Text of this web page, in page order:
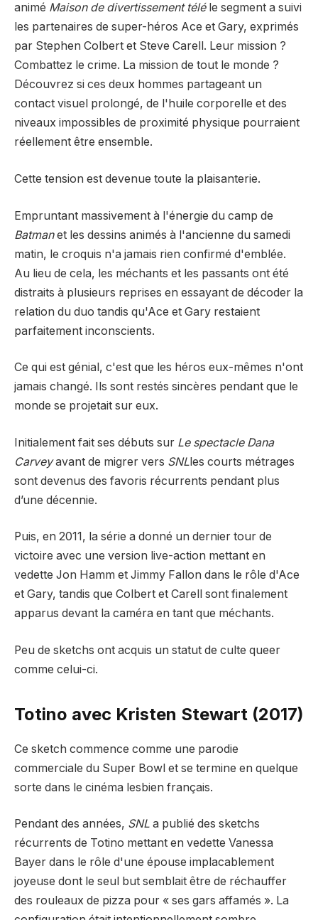
animé Maison de divertissement téléle segment a suivi
les partenaires de super-héros Ace et Gary, exprimés
par Stephen Colbert et Steve Carell. Leur mission ?
Combattez le crime. La mission de tout le monde ?
Découvrez si ces deux hommes partageant un
contact visuel prolongé, de l'huile corporelle et des
niveaux impossibles de proximité physique pourraient
réellement être ensemble.
Cette tension est devenue toute la plaisanterie.
Empruntant massivement à l'énergie du camp de
Batmanet les dessins animés à l'ancienne du samedi
matin, le croquis n'a jamais rien confirmé d'emblée.
Au lieu de cela, les méchants et les passants ont été
distraits à plusieurs reprises en essayant de décoder la
relation du duo tandis qu'Ace et Gary restaient
parfaitement inconscients.
Ce qui est génial, c'est que les héros eux-mêmes n'ont
jamais changé. Ils sont restés sincères pendant que le
monde se projetait sur eux.
Initialement fait ses débuts sur Le spectacle Dana
Carveyavant de migrer vers SNLles courts métrages
sont devenus des favoris récurrents pendant plus
d’une décennie.
Puis, en 2011, la série a donné un dernier tour de
victoire avec une version live-action mettant en
vedette Jon Hamm et Jimmy Fallon dans le rôle d'Ace
et Gary, tandis que Colbert et Carell sont finalement
apparus devant la caméra en tant que méchants.
Peu de sketchs ont acquis un statut de culte queer
comme celui-ci.
Totino avec Kristen Stewart (2017)
Ce sketch commence comme une parodie
commerciale du Super Bowl et se termine en quelque
sorte dans le cinéma lesbien français.
Pendant des années, SNL a publié des sketchs
récurrents de Totino mettant en vedette Vanessa
Bayer dans le rôle d'une épouse implacablement
joyeuse dont le seul but semblait être de réchauffer
des rouleaux de pizza pour « ses gars affamés ». La